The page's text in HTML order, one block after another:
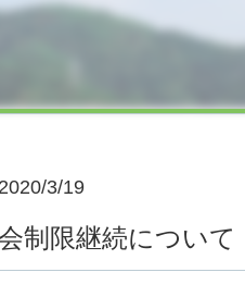
2020/3/19
制限継続について